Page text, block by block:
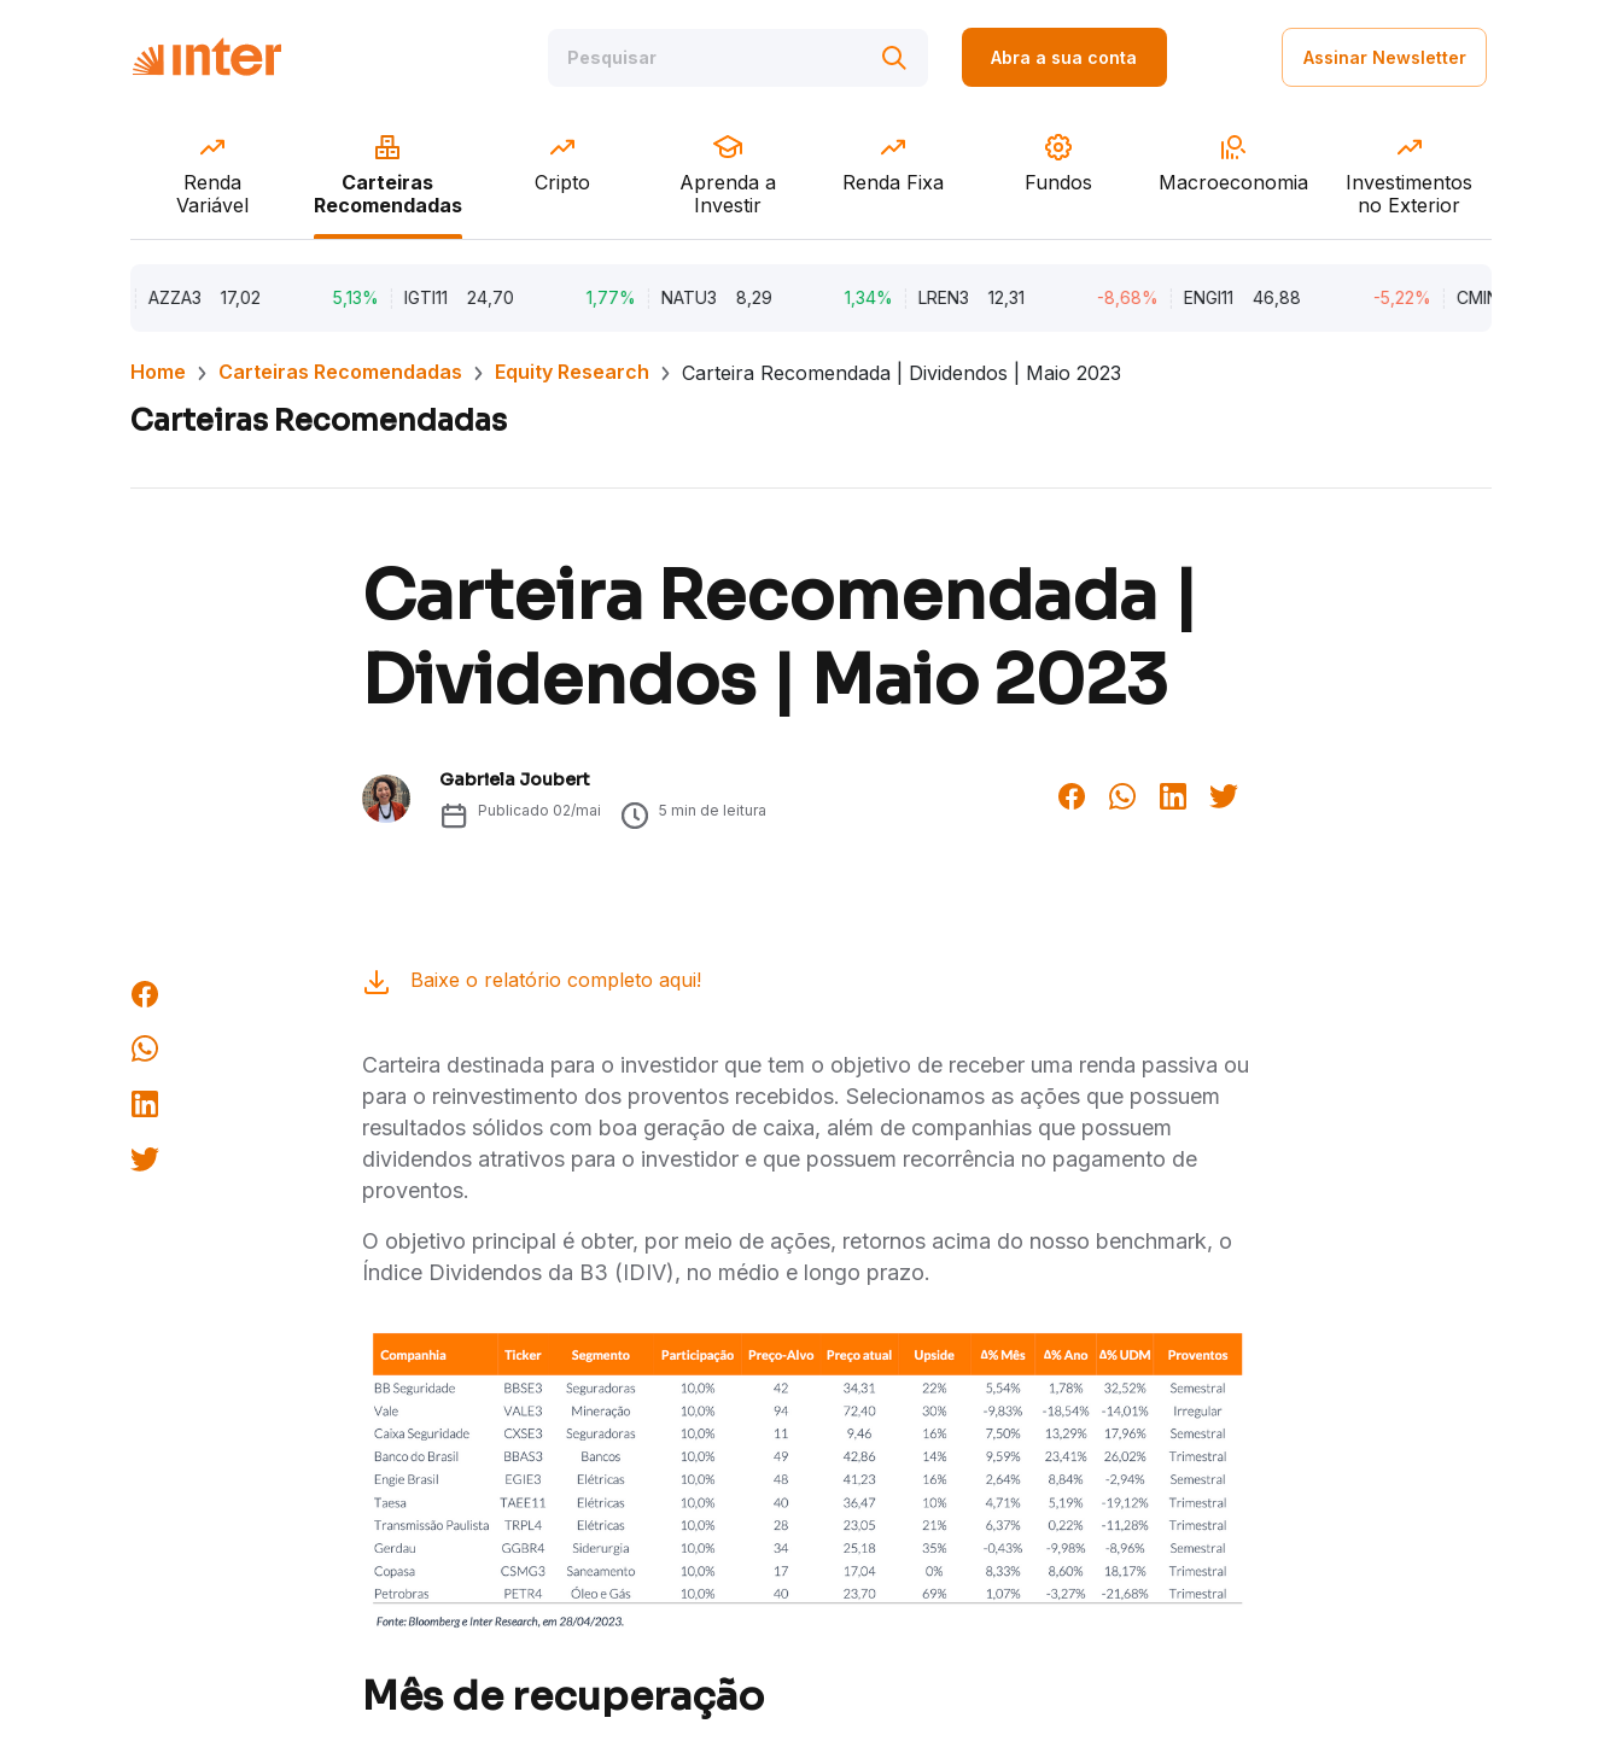
Abra a sua conta Assinar Newsletter
Renda
Variável
Carteiras
Recomendadas
Cripto
Aprenda a
Investir
Renda Fixa Fundos Macroeconomia
Investimentos
no Exterior
AZZA3 17,02 IGTI11 24,70 1,77% NATU3 8,29 LREN3 12,31 -8,68% ENGI11 46,88 -5,22% CMIN3 5,45
Home Carteiras Recomendadas Equity Research Carteira Recomendada | Dividendos | Maio 2023
Carteiras Recomendadas
Carteira Recomendada |
Dividendos | Maio 2023
Gabriela Joubert
Publicado 02/mai 5 min de leitura
Baixe o relatório completo aqui!
Carteira destinada para o investidor que tem o objetivo de receber uma renda passiva ou
para o reinvestimento dos proventos recebidos. Selecionamos as ações que possuem
resultados sólidos com boa geração de caixa, além de companhias que possuem
dividendos atrativos para o investidor e que possuem recorrência no pagamento de
proventos.
O objetivo principal é obter, por meio de ações, retornos acima do nosso benchmark, o
Índice Dividendos da B3 (IDIV), no médio e longo prazo.
Mês de recuperação